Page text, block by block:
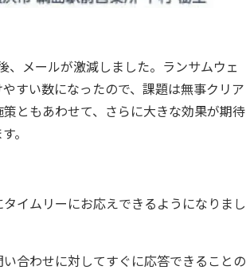
、メールが激減しました。ランサムウェ
すい数になったので、課題は無事クリア
ともあわせて、さらに大きな効果が期待
。
タイムリーにお応えできるようになりまし
合わせに対してすぐに応答できることの